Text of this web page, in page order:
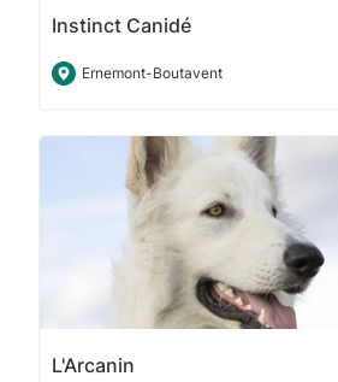
Instinct Canidé
Ernemont-Boutavent
L'Arcanin